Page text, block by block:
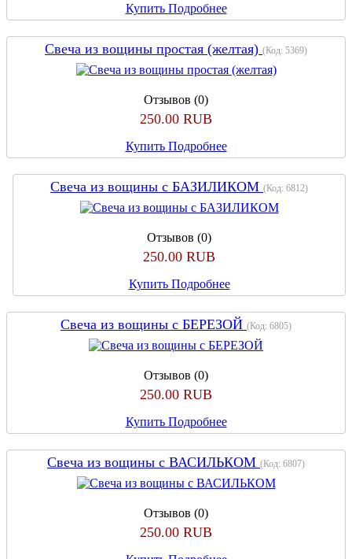
Купить Подробнее
Свеча из вощины простая (желтая) (Код: 5369)
Отзывов (0)
250.00 RUB
Купить Подробнее
Свеча из вощины с БАЗИЛИКОМ (Код: 6812)
Отзывов (0)
250.00 RUB
Купить Подробнее
Свеча из вощины с БЕРЕЗОЙ (Код: 6805)
Отзывов (0)
250.00 RUB
Купить Подробнее
Свеча из вощины с ВАСИЛЬКОМ (Код: 6807)
Отзывов (0)
250.00 RUB